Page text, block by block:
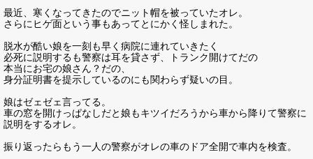
最近、寒くなってきたのでニット帽を被っていたオレ。
さらにヒゲ面という事もあってとにかく怪しまれた。
脱水が酷い娘を一刻も早く病院に連れていきたく
必死に説明するも警察は耳を貸さず、トランク開けてだの
本当にお宅の娘さん？だの、
身分証明書を提示しているのにも関わらず疑いの目。
娘はゼェゼェ言ってる。
車の窓を開けっぱなしだと娘もキツイだろうから車から降りて警察に
説明をするオレ。
振り返ったらもう一人の警察がオレの車のドア全開で車内を検査。